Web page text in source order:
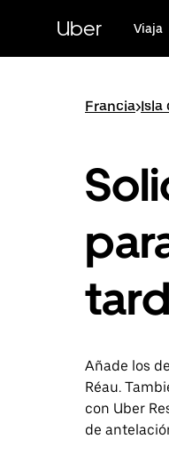
contenido
principal
Uber Viaja
Francia>Isla
Añade los
Réau.
con Uber
de